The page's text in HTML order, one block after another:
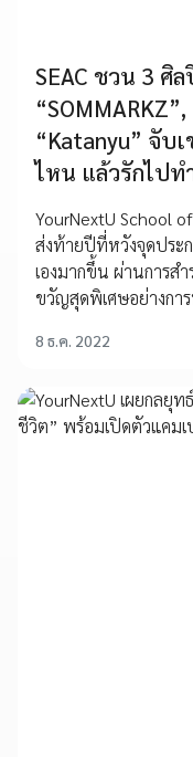
SEAC ชวน 3 ศิ
“Katanyu” จับ
ไหน แล้วรักไปท
YourNextU School
ส่งท้ายปีที่หวังจุดประ
เองมากขึ้น ผ่านการส
ขวัญสุดพิเศษอย่างกา
8 ธ.ค. 2022